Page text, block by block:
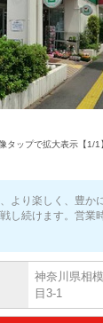
タップで拡大表示【1/1
より楽しく、豊か
し続けます。営業
神奈川県相
目3-1